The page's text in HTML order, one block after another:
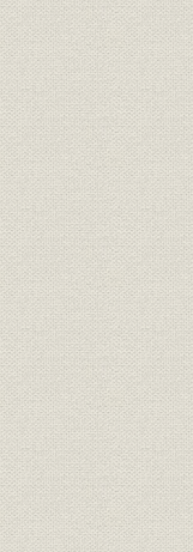
第5節 資金調達
第12章 激変する環
第1節 石油危機
第2節 低成長経
第3節 低成長経
第4節 環境の変
第5節 財務活動
現状と展望
航路図
索引
船名索引